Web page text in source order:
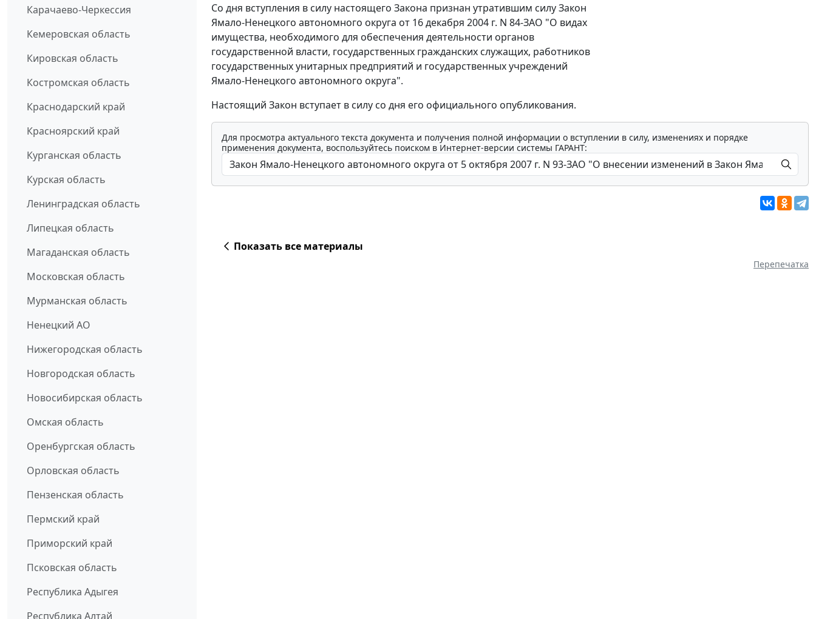
Карачаево-Черкессия
Кемеровская область
Кировская область
Костромская область
Краснодарский край
Красноярский край
Курганская область
Курская область
Ленинградская область
Липецкая область
Магаданская область
Московская область
Мурманская область
Ненецкий АО
Нижегородская область
Новгородская область
Новосибирская область
Омская область
Оренбургская область
Орловская область
Пензенская область
Пермский край
Приморский край
Псковская область
Республика Адыгея
Республика Алтай
Со дня вступления в силу настоящего Закона признан утратившим силу Закон
Ямало-Ненецкого автономного округа от 16 декабря 2004 г. N 84-ЗАО "О видах
имущества, необходимого для обеспечения деятельности органов
государственной власти, государственных гражданских служащих, работников
государственных унитарных предприятий и государственных учреждений
Ямало-Ненецкого автономного округа".
Настоящий Закон вступает в силу со дня его официального опубликования.
Для просмотра актуального текста документа и получения полной информации о вступлении в силу, изменениях и порядке
применения документа, воспользуйтесь поиском в Интернет-версии системы ГАРАНТ:
Показать все материалы
Перепечатка